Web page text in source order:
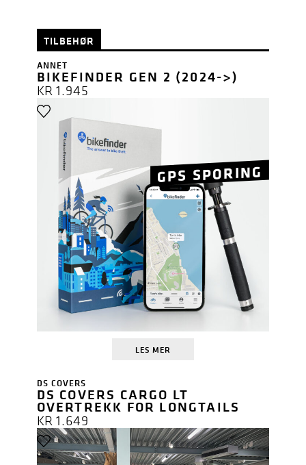
TILBEHØR
GPS SPORING
ANNET
BIKEFINDER GEN 2 (2024->)
KR1.945
LES MER
DS COVERS
DS COVERS CARGO LT
OVERTREKK FOR LONGTAILS
KR 1.649